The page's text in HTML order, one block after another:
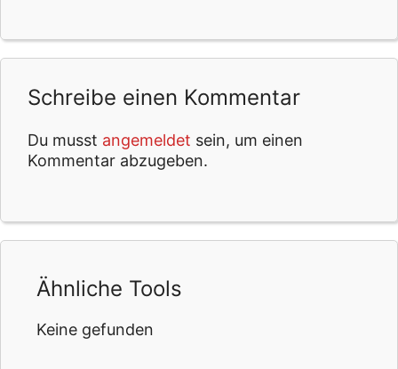
Schreibe einen Kommentar
Du musst angemeldet sein, um einen
Kommentar abzugeben.
Ähnliche Tools
Keine gefunden